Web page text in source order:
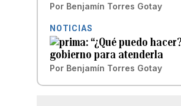
Por Benjamín Torres Gotay
NOTICIAS
“¿Qué puedo
gobierno para atenderla
Por Benjamín Torres Gotay